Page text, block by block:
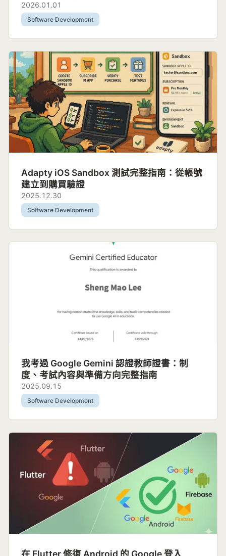
2026.01.01
Software Development
Adapty iOS Sandbox 測試完整指南：從帳號
建立到購買驗證
2025.12.30
Software Development
我考過 Google Gemini 認證教師證書：制
度、考試內容與準備方向完整指南
2025.09.15
Software Development
在 Flutter 修復 Android 的 Google 登入